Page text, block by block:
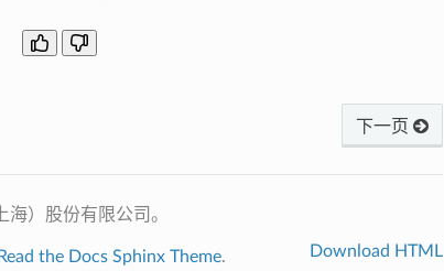
下一页
）股份有限公司。
Read the Docs Sphinx Theme. Download HTML